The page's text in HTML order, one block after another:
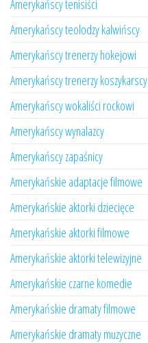
Amerykańscy tenisiści
Amerykańscy teolodzy kalwińscy
Amerykańscy trenerzy hokejowi
Amerykańscy trenerzy koszykarscy
Amerykańscy wokaliści rockowi
Amerykańscy wynalazcy
Amerykańscy zapaśnicy
Amerykańskie adaptacje filmowe
Amerykańskie aktorki dziecięce
Amerykańskie aktorki filmowe
Amerykańskie aktorki telewizyjne
Amerykańskie czarne komedie
Amerykańskie dramaty filmowe
Amerykańskie dramaty muzyczne